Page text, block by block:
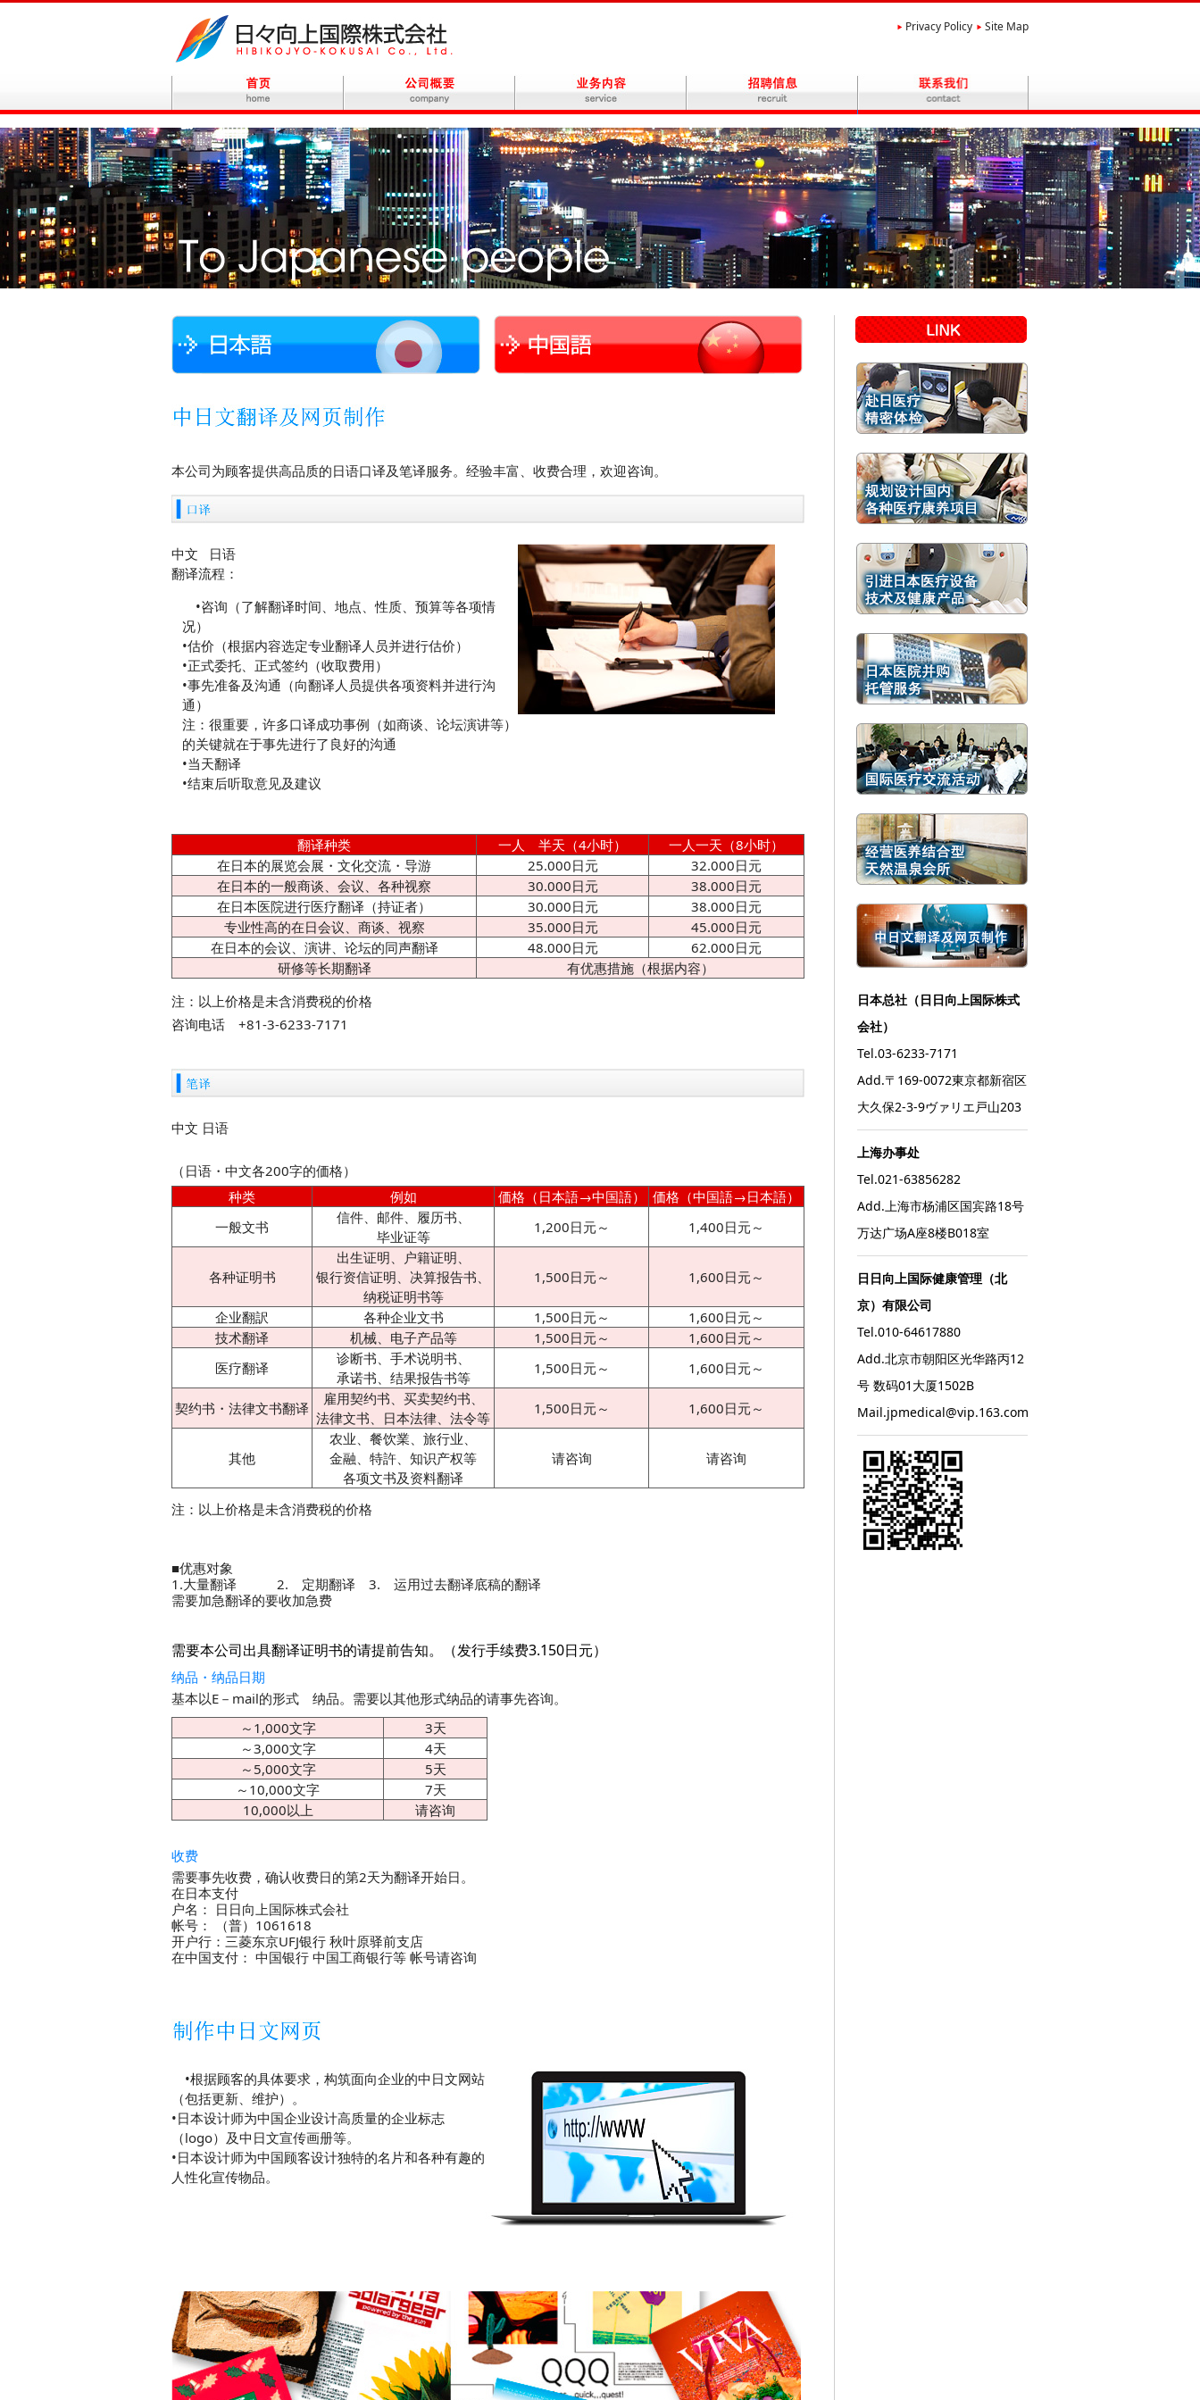
Privacy Policy Site Map
本公司为顾客提供高品质的日语口译及笔译服务。经验丰富、收费合理，欢迎咨询。
中文 日语
翻译流程：
•咨询（了解翻译时间、地点、性质、预算等各项情
况）
•估价（根据内容选定专业翻译人员并进行估价）
•正式委托、正式签约（收取费用）
•事先准备及沟通（向翻译人员提供各项资料并进行沟
通）
注：很重要，许多口译成功事例（如商谈、论坛演讲等）
的关键就在于事先进行了良好的沟通
•当天翻译
•结束后听取意见及建议
翻译种类 一人 半天（4小时）
一人一天（8小时）
在日本的展览会展・文化交流・导游
25.000日元
32.000日元
在日本的一般商谈、会议、各种视察
30.000日元
38.000日元
在日本医院进行医疗翻译（持证者）
30.000日元
38.000日元
专业性高的在日会议、商谈、视察
35.000日元
45.000日元
在日本的会议、演讲、论坛的同声翻译
48.000日元
62.000日元
研修等长期翻译
有优惠措施（根据内容）
注：以上价格是未含消费税的价格
咨询电话 +81-3-6233-7171
中文 日语
（日语・中文各200字的価格）
种类
例如 価格（日本語→中国語）
価格（中国語→日本語）
一般文书
信件、邮件、履历书、
毕业证等
1,200日元～ 1,400日元～
各种证明书
出生证明、户籍证明、
银行资信证明、决算报告书、
纳税证明书等
1,500日元～ 1,600日元～
企业翻訳 各种企业文书 1,500日元～
1,600日元～
技术翻译
机械、电子产品等 1,500日元～
1,600日元～
医疗翻译
诊断书、手术说明书、
承诺书、结果报告书等
1,500日元～ 1,600日元～
契约书・法律文书翻译
雇用契约书、买卖契约书、
法律文书、日本法律、法令等
1,500日元～ 1,600日元～
其他
农业、餐饮業、旅行业、
金融、特許、知识产权等
各项文书及资料翻译
请咨询 请咨询
注：以上价格是未含消费税的价格
■优惠对象
1.大量翻译 2. 定期翻译 3. 运用过去翻译底稿的翻译
需要加急翻译的要收加急费
需要本公司出具翻译证明书的请提前告知。（发行手续费3.150日元）
纳品・纳品日期
基本以E－mail的形式 纳品。需要以其他形式纳品的请事先咨询。
～1,000文字
3天
～3,000文字
4天
～5,000文字
5天
～10,000文字
7天
10,000以上
请咨询
收费
需要事先收费，确认收费日的第2天为翻译开始日。
在日本支付
户名： 日日向上国际株式会社
帐号： （普）1061618
开户行：三菱东京UFJ银行 秋叶原驿前支店
在中国支付： 中国银行 中国工商银行等 帐号请咨询
•根据顾客的具体要求，构筑面向企业的中日文网站
（包括更新、维护）。
•日本设计师为中国企业设计高质量的企业标志
（logo）及中日文宣传画册等。
•日本设计师为中国顾客设计独特的名片和各种有趣的
人性化宣传物品。
日本总社（日日向上国际株式
会社）
Tel.03-6233-7171
Add.〒169-0072東京都新宿区
大久保2-3-9ヴァリエ戸山203
上海办事处
Tel.021-63856282
Add.上海市杨浦区国宾路18号
万达广场A座8楼B018室
日日向上国际健康管理（北
京）有限公司
Tel.010-64617880
Add.北京市朝阳区光华路丙12
号 数码01大厦1502B
Mail.jpmedical@vip.163.com